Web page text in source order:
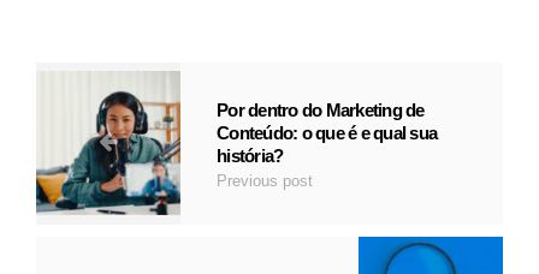
Por dentro do Marketing de
Conteúdo: o que é e qual sua
história?
Previous post